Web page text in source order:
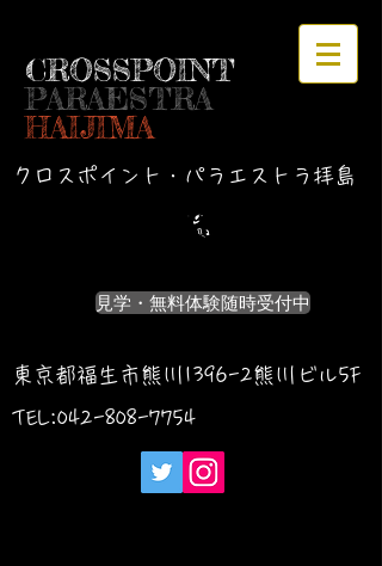
CROSSPOINT
PARAESTRA
HAIJIMA
クロスポイント・パラエストラ拝島
見学・無料体験随時受付中
東京都福生市熊川1396-2熊川ビル5F
TEL:042-808-7754